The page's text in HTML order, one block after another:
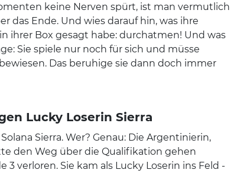
keine Nerven spürt, ist man vermutlich
das Ende. Und wies darauf hin, was ihre
ihrer Box gesagt habe: durchatmen! Und was
Sie spiele nur noch für sich und müsse
Das beruhige sie dann doch immer
Lucky Loserin Sierra
Sierra. Wer? Genau: Die Argentinierin,
den Weg über die Qualifikation gehen
verloren. Sie kam als Lucky Loserin ins Feld -